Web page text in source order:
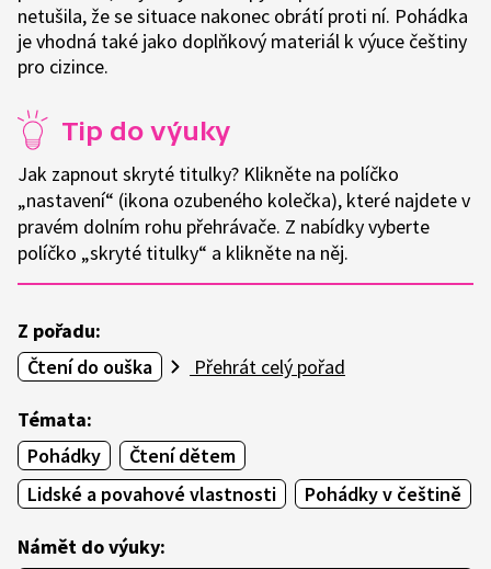
netušila, že se situace nakonec obrátí proti ní. Pohádka
je vhodná také jako doplňkový materiál k výuce češtiny
pro cizince.
Tip do výuky
Jak zapnout skryté titulky? Klikněte na políčko
„nastavení“ (ikona ozubeného kolečka), které najdete v
pravém dolním rohu přehrávače. Z nabídky vyberte
políčko „skryté titulky“ a klikněte na něj.
Z pořadu:
Čtení do ouška
Přehrát celý pořad
Témata:
Pohádky
Čtení dětem
Lidské a povahové vlastnosti
Pohádky v češtině
Námět do výuky: